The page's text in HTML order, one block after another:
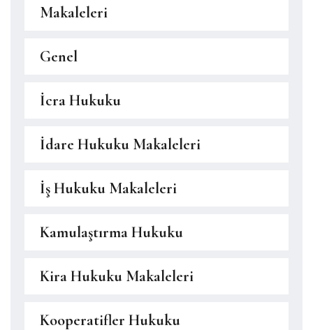
Makaleleri
Genel
İcra Hukuku
İdare Hukuku Makaleleri
İş Hukuku Makaleleri
Kamulaştırma Hukuku
Kira Hukuku Makaleleri
Kooperatifler Hukuku